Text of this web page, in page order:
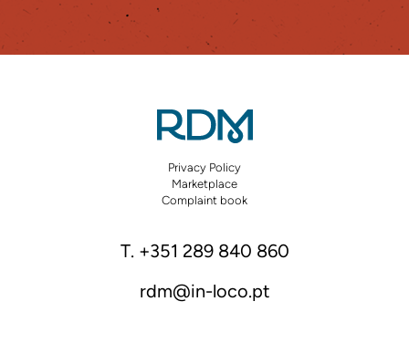
Privacy Policy
Marketplace
Complaint book
T. +351 289 840 860
rdm@in-loco.pt